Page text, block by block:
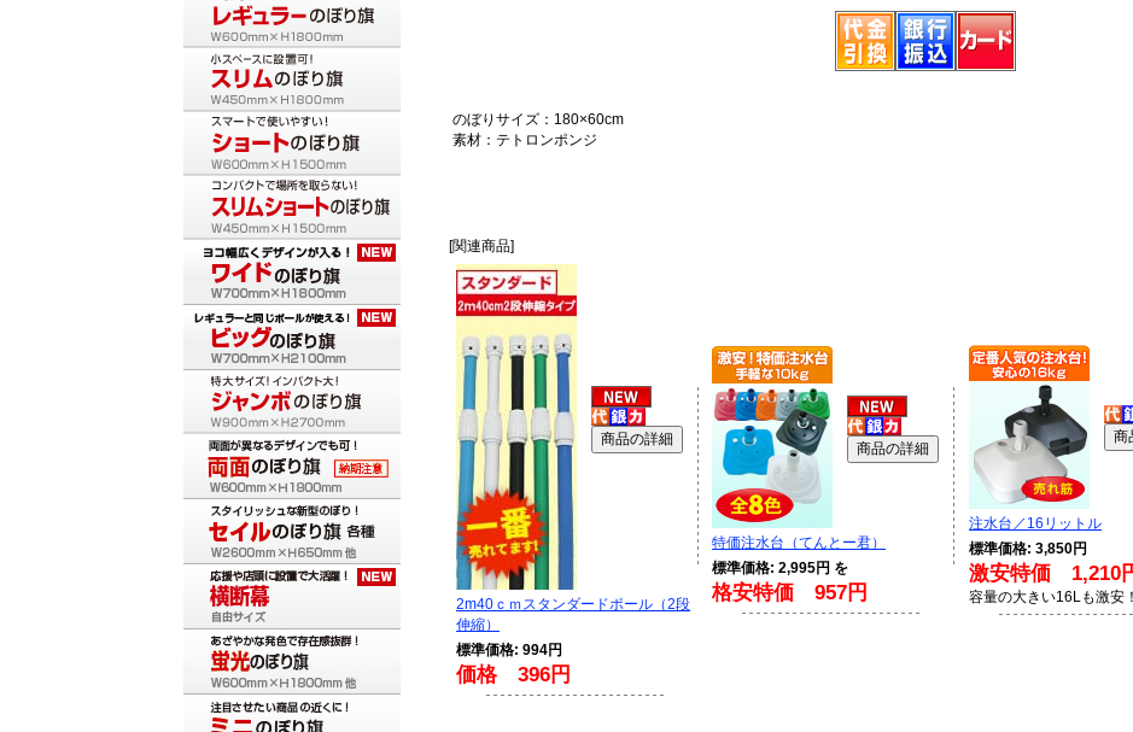
のぼりサイズ：180×60cm
素材：テトロンポンジ
[関連商品]
2m40ｃｍスタンダードポール（2段
伸縮）
標準価格: 994円
価格 396円
特価注水台（てんとー君）
標準価格: 2,995円 を
格安特価 957円
注水台／16リットル
標準価格: 3,850円
激安特価 1,210
容量の大きい16Lも激安！